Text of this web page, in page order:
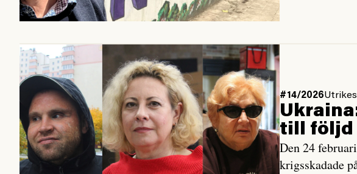
#14/2026Utrikes
till följd
Den 24
krigsskadade